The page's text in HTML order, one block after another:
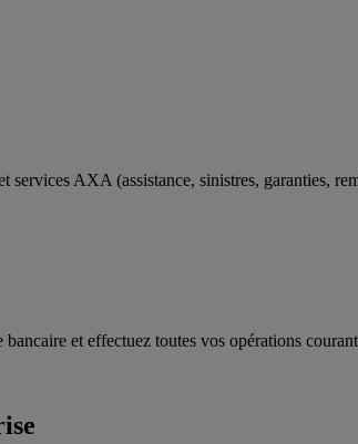
AXA (assistance, sinistres, garanties,
et effectuez toutes vos opérations